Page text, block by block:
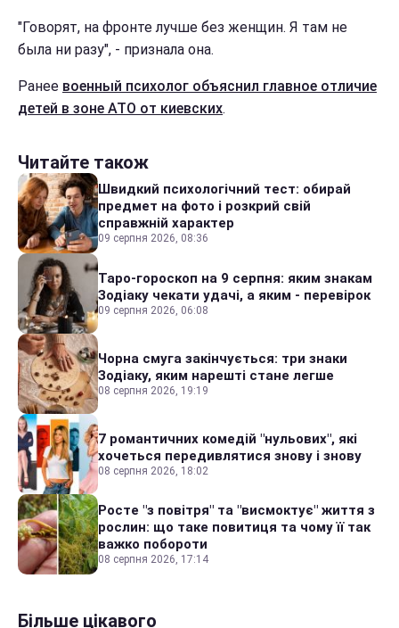
"Говорят, на фронте лучше без женщин. Я там не
была ни разу", - признала она.
Ранее военный психолог объяснил главное отличие
детей в зоне АТО от киевских.
Читайте також
Швидкий психологічний тест: обирай
предмет на фото і розкрий свій
справжній характер
09 серпня 2026, 08:36
Таро-гороскоп на 9 серпня: яким знакам
Зодіаку чекати удачі, а яким - перевірок
09 серпня 2026, 06:08
Чорна смуга закінчується: три знаки
Зодіаку, яким нарешті стане легше
08 серпня 2026, 19:19
7 романтичних комедій "нульових", які
хочеться передивлятися знову і знову
08 серпня 2026, 18:02
Росте "з повітря" та "висмоктує" життя з
рослин: що таке повитиця та чому її так
важко побороти
08 серпня 2026, 17:14
Більше цікавого